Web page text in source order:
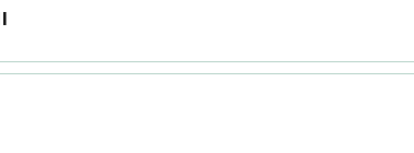
Bildmaß inkl. Passepartout 19,8 x 13,4